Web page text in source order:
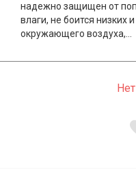
надежно защищен от
влаги, не боится низких
окружающего воздуха,...